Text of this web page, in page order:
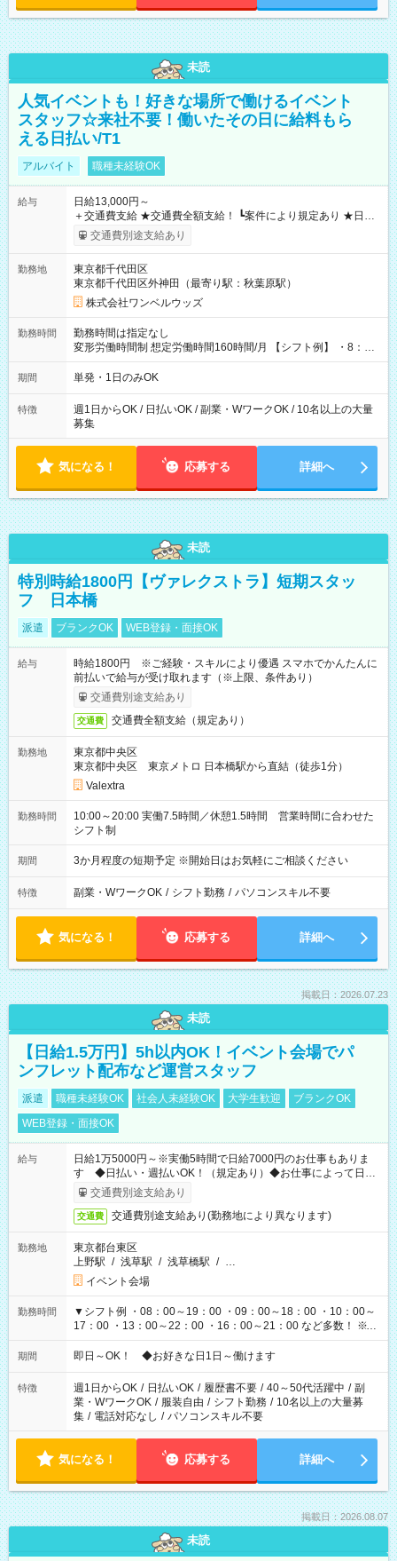
未読
人気イベントも！好きな場所で働けるイベント
スタッフ☆来社不要！働いたその日に給料もら
える日払い/T1
アルバイト 職種未経験OK
給与
日給13,000円～
＋交通費支給 ★交通費全額支給！ ┗案件により規定あり ★日払
いOK！（規定あり） ┗働いたその日に現金GET♪ お仕事後はコ
ンビニATMから 日払い分を引き落とせます！ 【試用期間】試
交通費別途支給あり
勤務地
東京都千代田区
東京都千代田区外神田（最寄り駅：秋葉原駅）
株式会社ワンベルウッズ
勤務時間
勤務時間は指定なし
変形労働時間制 想定労働時間160時間/月 【シフト例】 ・8：00
～21：00
期間 単発・1日のみOK
特徴
週1日からOK / 日払いOK / 副業・WワークOK / 10名以上の大量
募集
気になる！ 応募する 詳細へ
未読
特別時給1800円【ヴァレクストラ】短期スタッ
フ 日本橋
派遣 ブランクOK WEB登録・面接OK
給与
時給1800円 ※ご経験・スキルにより優遇 スマホでかんたんに
前払いで給与が受け取れます（※上限、条件あり）
交通費別途支給あり
交通費 交通費全額支給（規定あり）
勤務地
東京都中央区
東京都中央区 東京メトロ 日本橋駅から直結（徒歩1分）
Valextra
勤務時間
10:00～20:00 実働7.5時間／休憩1.5時間 営業時間に合わせた
シフト制
期間 3か月程度の短期予定 ※開始日はお気軽にご相談ください
特徴 副業・WワークOK / シフト勤務 / パソコンスキル不要
気になる！ 応募する 詳細へ
掲載日：2026.07.23
未読
【日給1.5万円】5h以内OK！イベント会場でパ
ンフレット配布など運営スタッフ
派遣 職種未経験OK 社会人未経験OK 大学生歓迎
ブランクOK
WEB登録・面接OK
給与
日給1万5000円～※実働5時間で日給7000円のお仕事もありま
す ◆日払い・週払いOK！（規定あり）◆お仕事によって日給
も異なります
交通費別途支給あり
交通費 交通費別途支給あり(勤務地により異なります)
勤務地
東京都台東区
上野駅 / 浅草駅 / 浅草橋駅 / …
イベント会場
勤務時間
▼シフト例 ・08：00～19：00 ・09：00～18：00 ・10：00～
17：00 ・13：00～22：00 ・16：00～21：00 など多数！ ※お
仕事により勤務時間が異なります
期間 即日～OK！ ◆お好きな日1日～働けます
特徴 週1日からOK / 日払いOK / 履歴書不要 / 40～50代活躍中 / 副
業・WワークOK / 服装自由 / シフト勤務 / 10名以上の大量募
集 / 電話対応なし / パソコンスキル不要
気になる！ 応募する 詳細へ
掲載日：2026.08.07
未読